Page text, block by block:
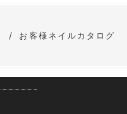
MEDIA
お客様ネイルカタログ